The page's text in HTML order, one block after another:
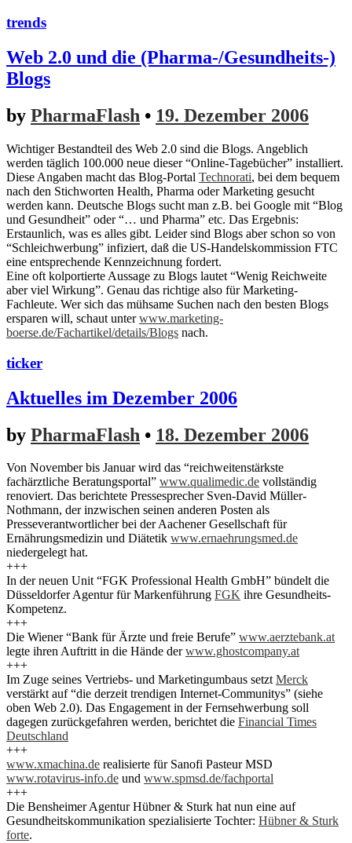
trends
Web 2.0 und die (Pharma-/Gesundheits-)
Blogs
by PharmaFlash • 19. Dezember 2006
Wichtiger Bestandteil des Web 2.0 sind die Blogs. Angeblich
werden täglich 100.000 neue dieser “Online-Tagebücher” installiert.
Diese Angaben macht das Blog-Portal Technorati, bei dem bequem
nach den Stichworten Health, Pharma oder Marketing gesucht
werden kann. Deutsche Blogs sucht man z.B. bei Google mit “Blog
und Gesundheit” oder “… und Pharma” etc. Das Ergebnis:
Erstaunlich, was es alles gibt. Leider sind Blogs aber schon so von
“Schleichwerbung” infiziert, daß die US-Handelskommission FTC
eine entsprechende Kennzeichnung fordert.
Eine oft kolportierte Aussage zu Blogs lautet “Wenig Reichweite
aber viel Wirkung”. Genau das richtige also für Marketing-
Fachleute. Wer sich das mühsame Suchen nach den besten Blogs
ersparen will, schaut unterwww.marketing-
boerse.de/Fachartikel/details/Blogs nach.
ticker
Aktuelles im Dezember 2006
by PharmaFlash • 18. Dezember 2006
Von November bis Januar wird das “reichweitenstärkste
fachärztliche Beratungsportal” www.qualimedic.de vollständig
renoviert. Das berichtete Pressesprecher Sven-David Müller-
Nothmann, der inzwischen seinen anderen Posten als
Presseverantwortlicher bei der Aachener Gesellschaft für
Ernährungsmedizin und Diätetik www.ernaehrungsmed.de
niedergelegt hat.
+++
In der neuen Unit “FGK Professional Health GmbH” bündelt die
Düsseldorfer Agentur für Markenführung FGK ihre Gesundheits-
Kompetenz.
+++
Die Wiener “Bank für Ärzte und freie Berufe” www.aerztebank.at
legte ihren Auftritt in die Hände derwww.ghostcompany.at
+++
Im Zuge seines Vertriebs- und Marketingumbaus setztMerck
verstärkt auf “die derzeit trendigen Internet-Communitys” (siehe
oben Web 2.0). Das Engagement in der Fernsehwerbung soll
dagegen zurückgefahren werden, berichtet die Financial Times
Deutschland
+++
www.xmachina.de realisierte für Sanofi Pasteur MSD
www.rotavirus-info.de und www.spmsd.de/fachportal
+++
Die Bensheimer Agentur Hübner & Sturk hat nun eine auf
Gesundheitskommunikation spezialisierte Tochter: Hübner & Sturk
forte.